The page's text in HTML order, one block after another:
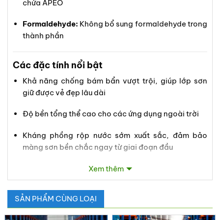
chứa APEO
Formaldehyde: Không bổ sung formaldehyde trong
thành phần
Các đặc tính nổi bật
Khả năng chống bám bẩn vượt trội, giúp lớp sơn
giữ được vẻ đẹp lâu dài
Độ bền tổng thể cao cho các ứng dụng ngoài trời
Kháng phồng rộp nước sớm xuất sắc, đảm bảo
màng sơn bền chắc ngay từ giai đoạn đầu
Phản ứng tốt với các hệ làm đặc, dễ dàng tối ưu chi
phí trong sản xuất sơn
Ứng dụng điển hình
Xem thêm
SẢN PHẨM CÙNG LOẠI